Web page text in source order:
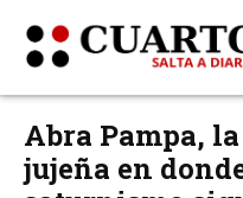
Abra Pampa,
jujeña en